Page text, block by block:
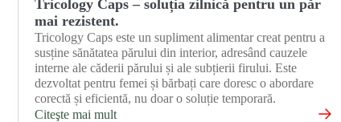
Tricology Caps – soluția zilnică pentru un păr
mai rezistent.
Tricology Caps este un supliment alimentar creat pentru a
susține sănătatea părului din interior, adresând cauzele
interne ale căderii părului și ale subțierii firului. Este
dezvoltat pentru femei și bărbați care doresc o abordare
corectă și eficientă, nu doar o soluție temporară.
Citeşte mai mult